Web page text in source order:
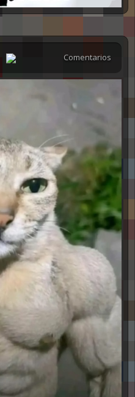
Comentarios